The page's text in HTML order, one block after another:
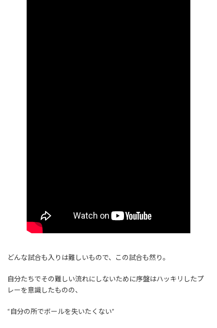
どんな試合も入りは難しいもので、この試合も然り。
自分たちでその難しい流れにしないために序盤はハッキリしたプ
レーを意識したものの、
“自分の所でボールを失いたくない”